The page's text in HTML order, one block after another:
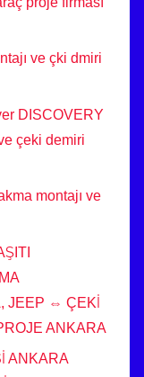
ve çki dmiri
DISCOVERY
çeki demiri
montajı ve
JEEP ⇔ ÇEKİ
ANKARA
ANKARA